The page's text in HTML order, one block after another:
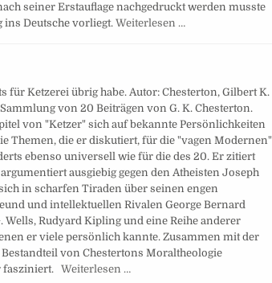
seiner Erstauflage nachgedruckt werden musste
ins Deutsche vorliegt.Weiterlesen …
für Ketzerei übrig habe. Autor: Chesterton, Gilbert K.
von 20 Beiträgen von G. K. Chesterton.
von "Ketzer" sich auf bekannte Persönlichkeiten
Themen, die er diskutiert, für die "vagen Modernen"
ebenso universell wie für die des 20. Er zitiert
ausgiebig gegen den Atheisten Joseph
in scharfen Tiraden über seinen engen
und intellektuellen Rivalen George Bernard
Wells, Rudyard Kipling und eine Reihe anderer
er viele persönlich kannte. Zusammen mit der
von Chestertons Moraltheologie
fasziniert.Weiterlesen …